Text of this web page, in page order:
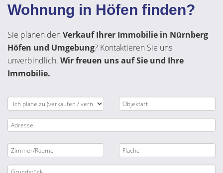
Wohnung in Höfen finden?
Sie planen den Verkauf Ihrer Immobilie in Nürnberg
Höfen und Umgebung? Kontaktieren Sie uns
unverbindlich. Wir freuen uns auf Sie und Ihre
Immobilie.